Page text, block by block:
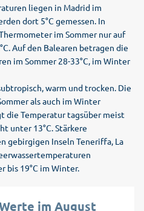
liegen in Madrid im
dort 5°C gemessen. In
im Sommer nur auf
Auf den Balearen betragen die
im Sommer 28-33°C, im Winter
warm und trocken. Die
als auch im Winter
die Temperatur tagsüber meist
unter 13°C. Stärkere
gebirgigen Inseln Teneriffa, La
bis 19°C im Winter.
im August